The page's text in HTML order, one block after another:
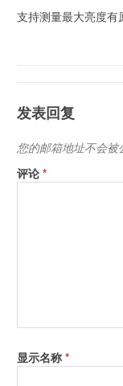
支持测量最大亮度
发表回复
您的邮箱地址不会被
评论*
显示名称*